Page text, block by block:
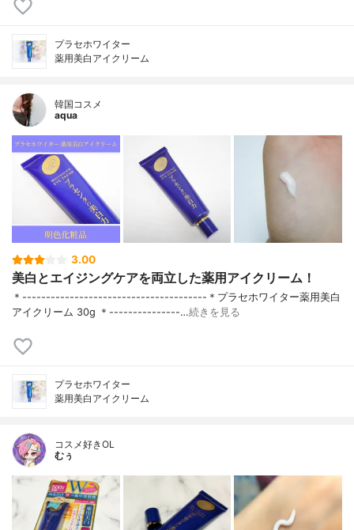
プラセホワイター
薬用美白アイクリーム
韓国コスメ
aqua
3.00
美白とエイジングケアを両立した薬用アイクリーム！
＊---------------------------------------＊プラセホワイター薬用美白
アイクリーム 30g ＊---------------…続きを見る
プラセホワイター
薬用美白アイクリーム
コスメ好きOL
むぅ